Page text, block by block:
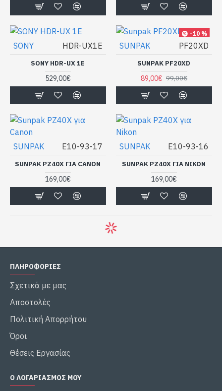
SONY HDR-UX1E
SONY HDR-UX 1E
529,00€
-10 %
SUNPAK PF20XD
SUNPAK PF20XD
89,00€ 99,00€
SUNPAK E10-93-17
SUNPAK PZ40X ΓΙΑ CANON
169,00€
SUNPAK E10-93-16
SUNPAK PZ40X ΓΙΑ NIKON
169,00€
ΠΛΗΡΟΦΟΡΙΕΣ
Σχετικά με μας
Αποστολές
Πολιτική Απορρήτου
Όροι
Θέσεις Εργασίας
Ο ΛΟΓΑΡΙΑΣΜΌΣ ΜΟΥ